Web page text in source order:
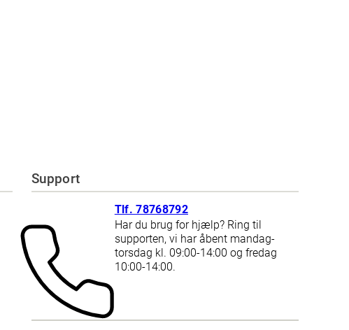
Support
Tlf. 78768792
Har du brug for hjælp? Ring til
supporten, vi har åbent mandag-
torsdag kl. 09:00-14:00 og fredag
10:00-14:00.